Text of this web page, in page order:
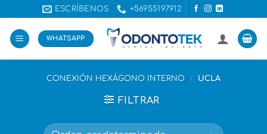
al
contenido
ESCRÍBENOS +56955197912
WHATSAPP
CONEXIÓN HEXÁGONO INTERNO / UCLA
FILTRAR